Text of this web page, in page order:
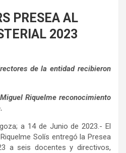
PRESEA AL
2023
de la entidad recibieron
Riquelme reconocimiento
a 14 de Junio de 2023.- El
Solís entregó la Presea
a seis docentes y directivos,